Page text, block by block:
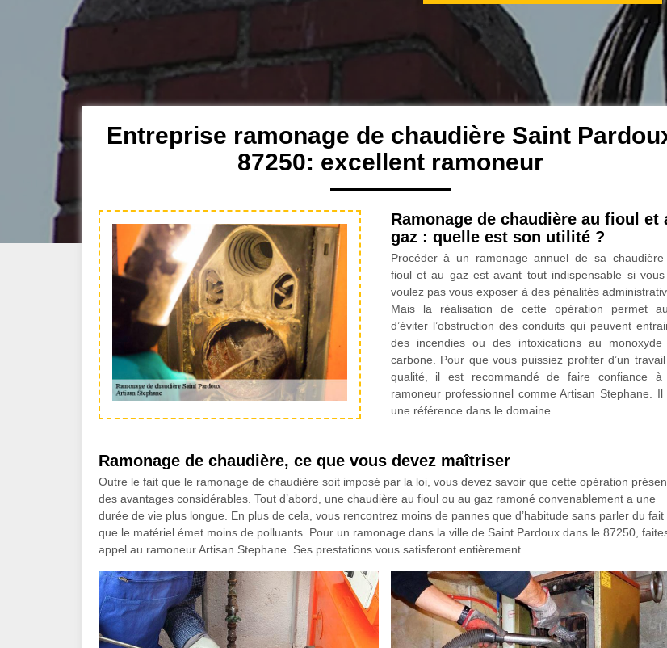
Entreprise ramonage de chaudière Saint
87250: excellent ramoneur
Ramonage de chaudière au fioul et
gaz : quelle est son utilité ?
Procéder à un ramonage annuel de sa chaudière
fioul et au gaz est avant tout indispensable si vous
voulez pas vous exposer à des pénalités
Mais la réalisation de cette opération permet
d’éviter l’obstruction des conduits qui peuvent
des incendies ou des intoxications au monoxyde
carbone. Pour que vous puissiez profiter d’un
qualité, il est recommandé de faire confiance à
ramoneur professionnel comme Artisan Stephane. Il
une référence dans le domaine.
Ramonage de chaudière, ce que vous devez maîtriser
Outre le fait que le ramonage de chaudière soit imposé par la loi, vous devez savoir que cette opération
des avantages considérables. Tout d’abord, une chaudière au fioul ou au gaz ramoné convenablement a une
durée de vie plus longue. En plus de cela, vous rencontrez moins de pannes que d’habitude sans parler du fait
que le matériel émet moins de polluants. Pour un ramonage dans la ville de Saint Pardoux dans le 87250,
appel au ramoneur Artisan Stephane. Ses prestations vous satisferont entièrement.